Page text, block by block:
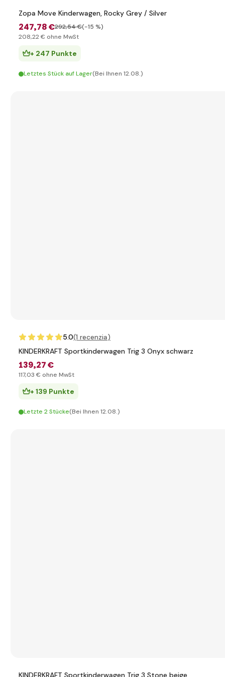
Zopa Move Kinderwagen, Rocky Grey / Silver
247,78 €292,54 €(-15 %)
208,22 € ohne MwSt
+ 247 Punkte
Letztes Stück auf Lager(Bei Ihnen 12.08.)
5.0(1 recenzia)
KINDERKRAFT Sportkinderwagen Trig 3 Onyx schwarz
139,27 €
117,03 € ohne MwSt
+ 139 Punkte
Letzte 2 Stücke(Bei Ihnen 12.08.)
KINDERKRAFT Sportkinderwagen Trig 3 Stone beige